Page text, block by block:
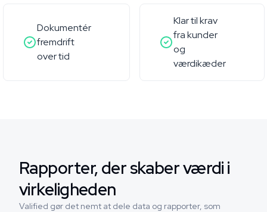
Dokumentér
fremdrift
over tid
Klar til krav
fra kunder
og
værdikæder
Rapporter, der skaber værdi i
virkeligheden
Valified gør det nemt at dele data og rapporter, som